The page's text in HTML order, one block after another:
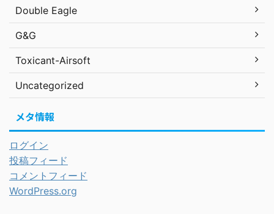
Double Eagle
G&G
Toxicant-Airsoft
Uncategorized
メタ情報
ログイン
投稿フィード
コメントフィード
WordPress.org